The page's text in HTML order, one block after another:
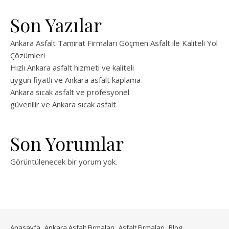
Son Yazılar
Ankara Asfalt Tamirat Firmaları Göçmen Asfalt ile Kaliteli Yol
Çözümleri
Hızlı Ankara asfalt hizmeti ve kaliteli
uygun fiyatlı ve Ankara asfalt kaplama
Ankara sıcak asfalt ve profesyonel
güvenilir ve Ankara sıcak asfalt
Son Yorumlar
Görüntülenecek bir yorum yok.